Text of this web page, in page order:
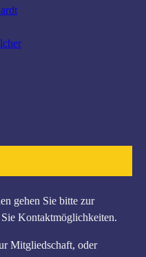
gehen Sie bitte zur
Kontaktmöglichkeiten.
Mitgliedschaft, oder